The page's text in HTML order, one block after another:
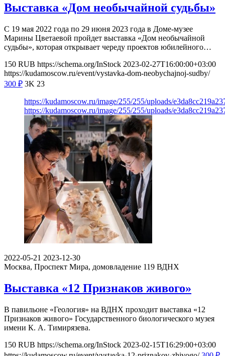
Выставка «Дом необычайной судьбы»
С 19 мая 2022 года по 29 июня 2023 года в Доме-музее
Марины Цветаевой пройдет выставка «Дом необычайной
судьбы», которая открывает череду проектов юбилейного…
150 RUB https://schema.org/InStock 2023-02-27T16:00:00+03:00
https://kudamoscow.ru/event/vystavka-dom-neobychajnoj-sudby/
300 ₽ 3K 23
https://kudamoscow.ru/image/255/255/uploads/
https://kudamoscow.ru/image/255/255/uploads/
2022-05-21 2023-12-30
Москва, Проспект Мира, домовладение 119 ВДНХ
Выставка «12 Признаков живого»
В павильоне «Геология» на ВДНХ проходит выставка «12
Признаков живого» Государственного биологического музея
имени К. А. Тимирязева.
150 RUB https://schema.org/InStock 2023-02-15T16:29:00+03:00